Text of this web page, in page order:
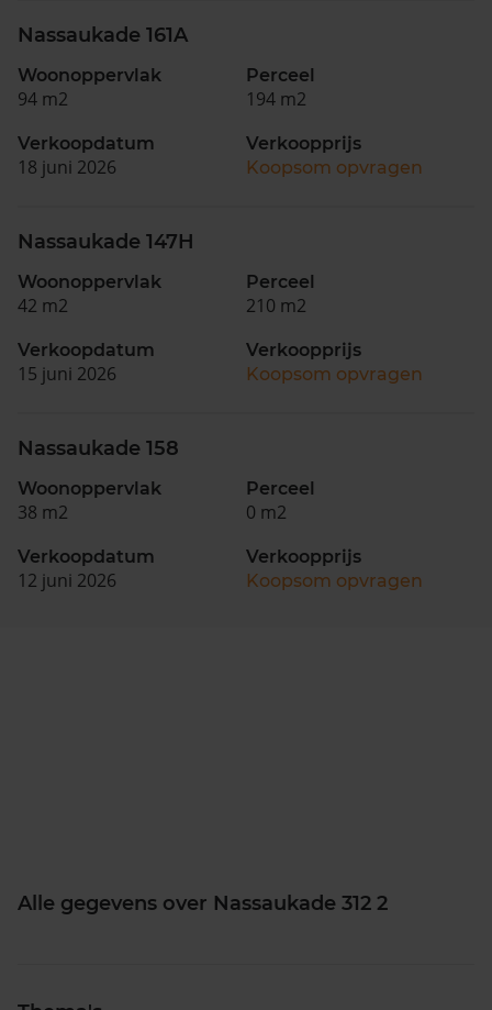
Nassaukade 161A
Woonoppervlak
94 m2
Perceel
194 m2
Verkoopdatum
18 juni 2026
Verkoopprijs
Koopsom opvragen
Nassaukade 147H
Woonoppervlak
42 m2
Perceel
210 m2
Verkoopdatum
15 juni 2026
Verkoopprijs
Koopsom opvragen
Nassaukade 158
Woonoppervlak
38 m2
Perceel
0 m2
Verkoopdatum
12 juni 2026
Verkoopprijs
Koopsom opvragen
Alle gegevens over Nassaukade 312 2